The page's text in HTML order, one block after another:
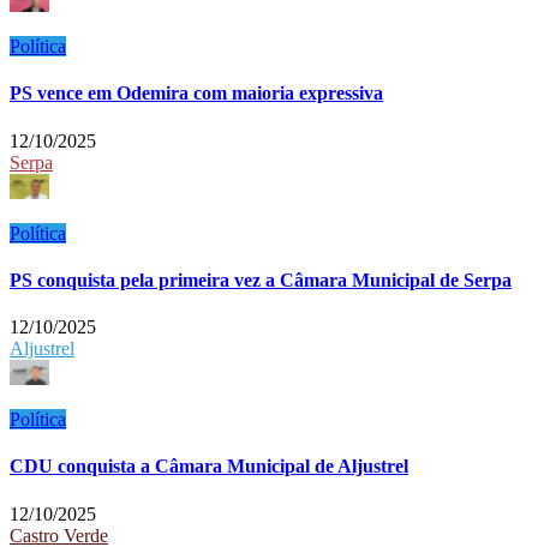
Política
PS vence em Odemira com maioria expressiva
12/10/2025
Serpa
Política
PS conquista pela primeira vez a Câmara Municipal de Serpa
12/10/2025
Aljustrel
Política
CDU conquista a Câmara Municipal de Aljustrel
12/10/2025
Castro Verde